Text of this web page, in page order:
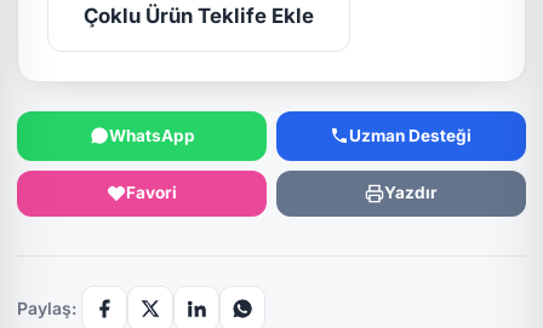
Çoklu Ürün Teklife Ekle
WhatsApp Uzman Desteği
Favori Yazdır
Paylaş: